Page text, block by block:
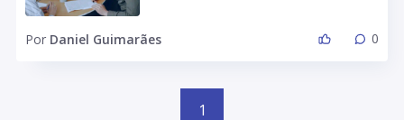
Por Daniel Guimarães 0
1